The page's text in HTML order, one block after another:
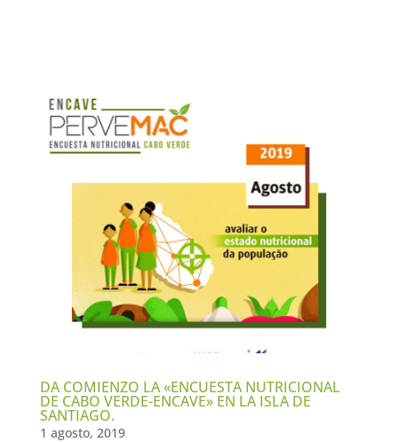
DA COMIENZO LA «ENCUESTA NUTRICIONAL
DE CABO VERDE-ENCAVE» EN LA ISLA DE
SANTIAGO.
1 agosto, 2019